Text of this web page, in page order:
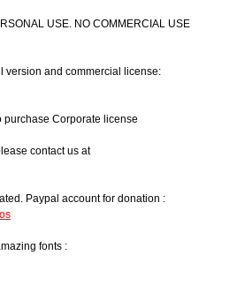
USE. NO COMMERCIAL USE
version and commercial license:
purchase Corporate license
contact us at
Paypal account for donation :
fonts :